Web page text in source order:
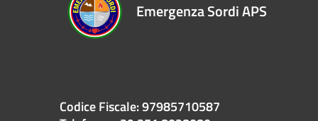
Emergenza Sordi APS
Codice Fiscale: 97985710587